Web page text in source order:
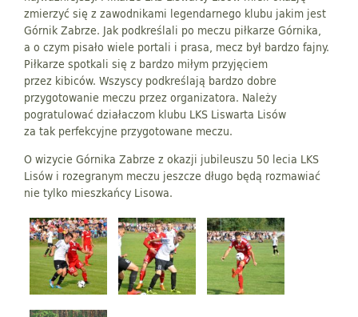
zmierzyć się z zawodnikami legendarnego klubu jakim jest
Górnik Zabrze. Jak podkreślali po meczu piłkarze Górnika,
a o czym pisało wiele portali i prasa, mecz był bardzo fajny.
Piłkarze spotkali się z bardzo miłym przyjęciem
przez kibiców. Wszyscy podkreślają bardzo dobre
przygotowanie meczu przez organizatora. Należy
pogratulować działaczom klubu LKS Liswarta Lisów
za tak perfekcyjne przygotowane meczu.
O wizycie Górnika Zabrze z okazji jubileuszu 50 lecia LKS
Lisów i rozegranym meczu jeszcze długo będą rozmawiać
nie tylko mieszkańcy Lisowa.